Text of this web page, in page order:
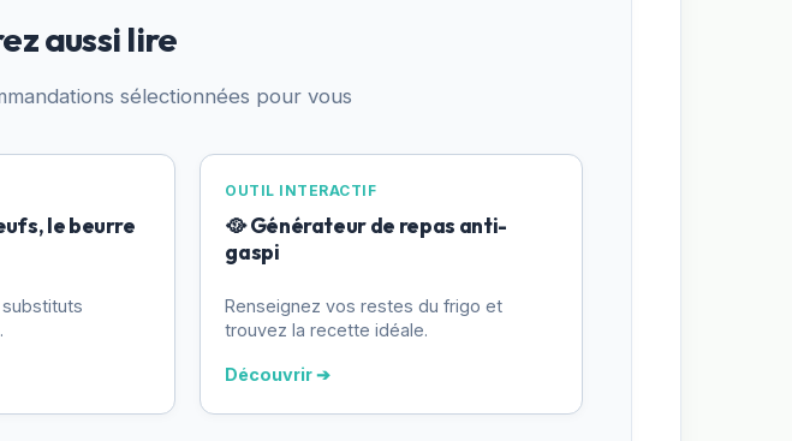
aussi lire
sélectionnées pour vous
le beurre
OUTIL INTERACTIF
🥘 Générateur de repas anti-
gaspi
Renseignez vos restes du frigo et
trouvez la recette idéale.
Découvrir ➔